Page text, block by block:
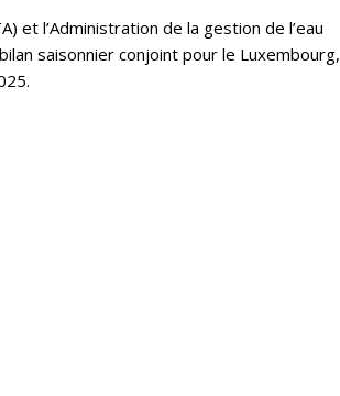
et l’Administration de la gestion de l’eau
saisonnier conjoint pour le Luxembourg,